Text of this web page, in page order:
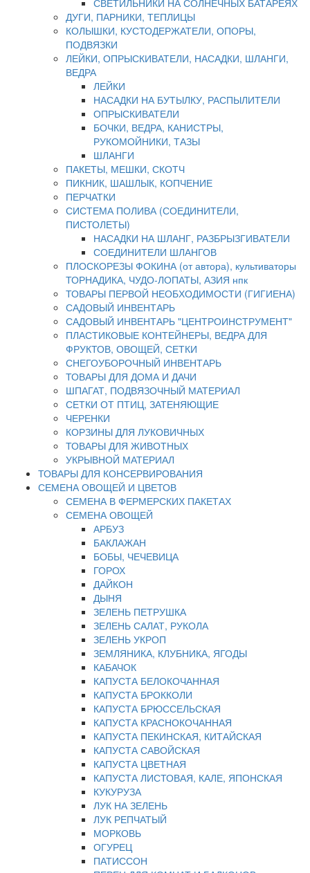
СВЕТИЛЬНИКИ НА СОЛНЕЧНЫХ БАТАРЕЯХ
ДУГИ, ПАРНИКИ, ТЕПЛИЦЫ
КОЛЫШКИ, КУСТОДЕРЖАТЕЛИ, ОПОРЫ,
ПОДВЯЗКИ
ЛЕЙКИ, ОПРЫСКИВАТЕЛИ, НАСАДКИ, ШЛАНГИ,
ВЕДРА
ЛЕЙКИ
НАСАДКИ НА БУТЫЛКУ, РАСПЫЛИТЕЛИ
ОПРЫСКИВАТЕЛИ
БОЧКИ, ВЕДРА, КАНИСТРЫ,
РУКОМОЙНИКИ, ТАЗЫ
ШЛАНГИ
ПАКЕТЫ, МЕШКИ, СКОТЧ
ПИКНИК, ШАШЛЫК, КОПЧЕНИЕ
ПЕРЧАТКИ
СИСТЕМА ПОЛИВА (СОЕДИНИТЕЛИ,
ПИСТОЛЕТЫ)
НАСАДКИ НА ШЛАНГ, РАЗБРЫЗГИВАТЕЛИ
СОЕДИНИТЕЛИ ШЛАНГОВ
ПЛОСКОРЕЗЫ ФОКИНА (от автора), культиваторы
ТОРНАДИКА, ЧУДО-ЛОПАТЫ, АЗИЯ нпк
ТОВАРЫ ПЕРВОЙ НЕОБХОДИМОСТИ (ГИГИЕНА)
САДОВЫЙ ИНВЕНТАРЬ
САДОВЫЙ ИНВЕНТАРЬ "ЦЕНТРОИНСТРУМЕНТ"
ПЛАСТИКОВЫЕ КОНТЕЙНЕРЫ, ВЕДРА ДЛЯ
ФРУКТОВ, ОВОЩЕЙ, СЕТКИ
СНЕГОУБОРОЧНЫЙ ИНВЕНТАРЬ
ТОВАРЫ ДЛЯ ДОМА И ДАЧИ
ШПАГАТ, ПОДВЯЗОЧНЫЙ МАТЕРИАЛ
СЕТКИ ОТ ПТИЦ, ЗАТЕНЯЮЩИЕ
ЧЕРЕНКИ
КОРЗИНЫ ДЛЯ ЛУКОВИЧНЫХ
ТОВАРЫ ДЛЯ ЖИВОТНЫХ
УКРЫВНОЙ МАТЕРИАЛ
ТОВАРЫ ДЛЯ КОНСЕРВИРОВАНИЯ
СЕМЕНА ОВОЩЕЙ И ЦВЕТОВ
СЕМЕНА В ФЕРМЕРСКИХ ПАКЕТАХ
СЕМЕНА ОВОЩЕЙ
АРБУЗ
БАКЛАЖАН
БОБЫ, ЧЕЧЕВИЦА
ГОРОХ
ДАЙКОН
ДЫНЯ
ЗЕЛЕНЬ ПЕТРУШКА
ЗЕЛЕНЬ САЛАТ, РУКОЛА
ЗЕЛЕНЬ УКРОП
ЗЕМЛЯНИКА, КЛУБНИКА, ЯГОДЫ
КАБАЧОК
КАПУСТА БЕЛОКОЧАННАЯ
КАПУСТА БРОККОЛИ
КАПУСТА БРЮССЕЛЬСКАЯ
КАПУСТА КРАСНОКОЧАННАЯ
КАПУСТА ПЕКИНСКАЯ, КИТАЙСКАЯ
КАПУСТА САВОЙСКАЯ
КАПУСТА ЦВЕТНАЯ
КАПУСТА ЛИСТОВАЯ, КАЛЕ, ЯПОНСКАЯ
КУКУРУЗА
ЛУК НА ЗЕЛЕНЬ
ЛУК РЕПЧАТЫЙ
МОРКОВЬ
ОГУРЕЦ
ПАТИССОН